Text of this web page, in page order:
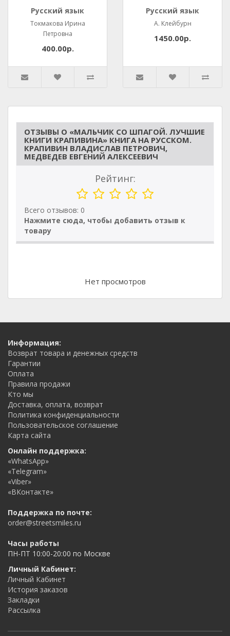
Русский язык
Токмакова Ирина
Петровна
400.00р.
Русский язык
А. Клейбурн
1450.00р.
ОТЗЫВЫ О «МАЛЬЧИК СО ШПАГОЙ. ЛУЧШИЕ
КНИГИ КРАПИВИНА» КНИГА НА РУССКОМ.
КРАПИВИН ВЛАДИСЛАВ ПЕТРОВИЧ,
МЕДВЕДЕВ ЕВГЕНИЙ АЛЕКСЕЕВИЧ
Рейтинг:
Всего отзывов: 0
Нажмите сюда, чтобы добавить отзыв к
товару
Нет просмотров
Информация:
Возврат товара и денежных средств
Гарантии
Оплата
Правила продажи
Кто мы
Доставка, оплата, возврат
Политика конфиденциальности
Пользовательское соглашение
Карта сайта
Онлайн поддержка:
«WhatsApp»
«Telegram»
«Viber»
«ВКонтакте»
Поддержка по почте:
order@streetsmiles.ru
Часы работы
ПН-ПТ 10:00-20:00 по Москве
Личный Кабинет:
Личный Кабинет
История заказов
Закладки
Рассылка